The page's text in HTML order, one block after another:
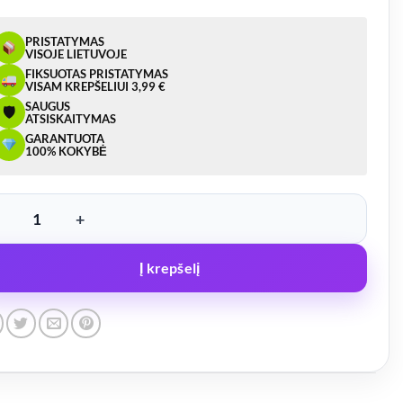
PRISTATYMAS
VISOJE LIETUVOJE
FIKSUOTAS PRISTATYMAS
VISAM KREPŠELIUI 3,99 €
🛡
SAUGUS
ATSISKAITYMAS
GARANTUOTA
100% KOKYBĖ
kiekis: LED švyturėlis 12/24V su magnetu, prisukamas, 3funkcijų,
Į krepšelį